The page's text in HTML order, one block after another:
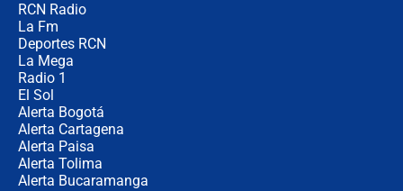
RCN Radio
La Fm
Deportes RCN
La Mega
Radio 1
El Sol
Alerta Bogotá
Alerta Cartagena
Alerta Paisa
Alerta Tolima
Alerta Bucaramanga